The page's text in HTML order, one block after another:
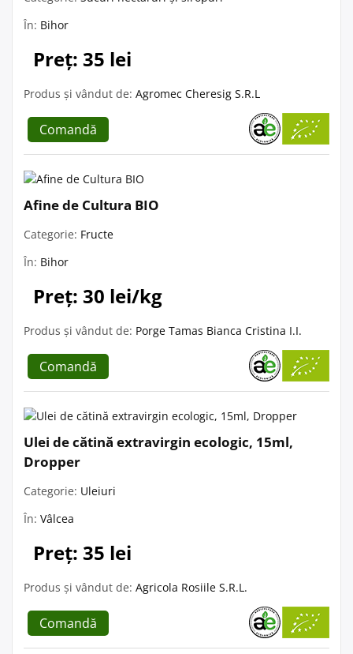
În: Bihor
Preț: 35 lei
Produs și vândut de: Agromec Cheresig S.R.L
Comandă
Afine de Cultura BIO
Categorie: Fructe
În: Bihor
Preț: 30 lei/kg
Produs și vândut de: Porge Tamas Bianca Cristina I.I.
Comandă
Ulei de cătină extravirgin ecologic, 15ml,
Dropper
Categorie: Uleiuri
În: Vâlcea
Preț: 35 lei
Produs și vândut de: Agricola Rosiile S.R.L.
Comandă